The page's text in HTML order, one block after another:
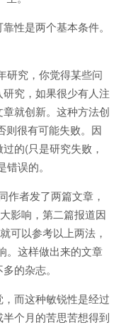
性是两个基本条件。
究，你觉得某些问
究，如果很少有人注
就创新。这种方法创
则很有可能失败。因
的(只是研究失败，
误的。
作者发了两篇文章，
影响，第二篇报道因
可以参考以上两法，
。这样做出来的文章
的杂志。
而这种敏锐性是经过
个月的苦思苦想得到